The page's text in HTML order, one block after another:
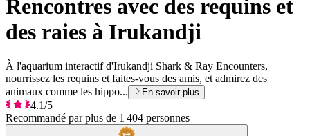
Rencontres avec des requins et
des raies à Irukandji
À l'aquarium interactif d'Irukandji Shark & Ray Encounters,
nourrissez les requins et faites-vous des amis, et admirez des
animaux comme les hippo...
En savoir plus
4.1/5
Recommandé par plus de 1 404 personnes